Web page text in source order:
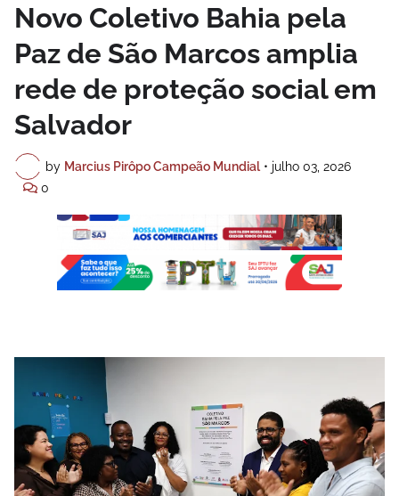
Novo Coletivo Bahia pela
Paz de São Marcos amplia
rede de proteção social em
Salvador
by Marcius Pirôpo Campeão Mundial • julho 03, 2026
0